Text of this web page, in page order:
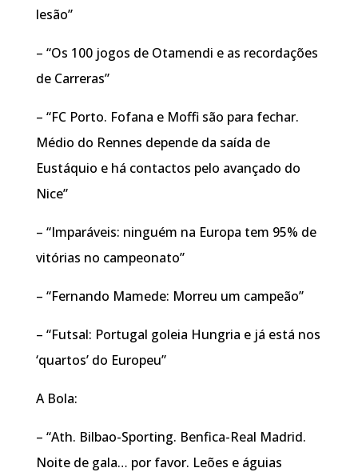
lesão”
– “Os 100 jogos de Otamendi e as recordações
de Carreras”
– “FC Porto. Fofana e Moffi são para fechar.
Médio do Rennes depende da saída de
Eustáquio e há contactos pelo avançado do
Nice”
– “Imparáveis: ninguém na Europa tem 95% de
vitórias no campeonato”
– “Fernando Mamede: Morreu um campeão”
– “Futsal: Portugal goleia Hungria e já está nos
‘quartos’ do Europeu”
A Bola:
– “Ath. Bilbao-Sporting. Benfica-Real Madrid.
Noite de gala… por favor. Leões e águias